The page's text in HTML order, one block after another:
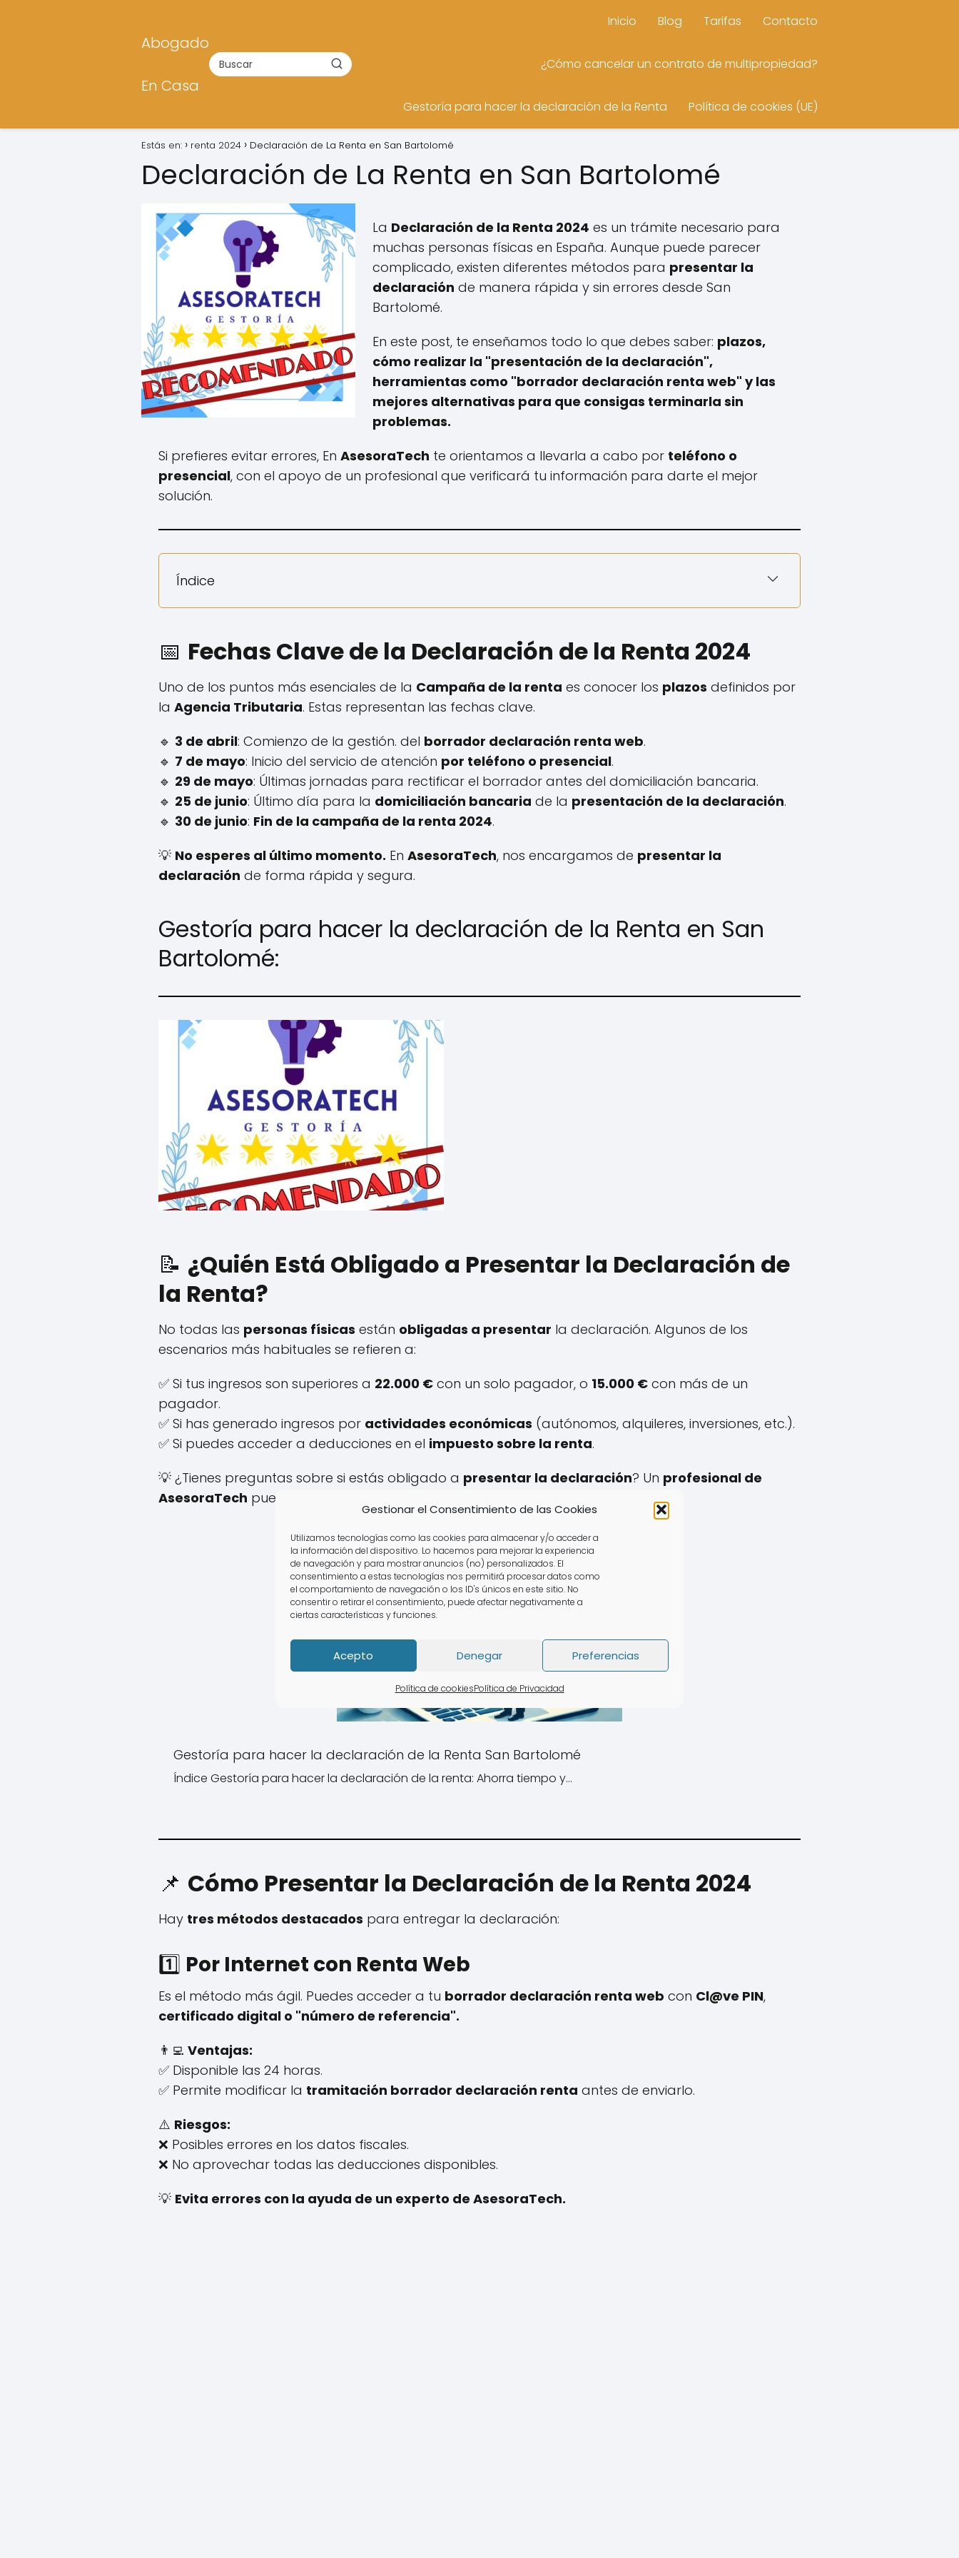
Gestionar el Consentimiento de las Cookies
Utilizamos tecnologías como las cookies para almacenar y/o acceder a
la información del dispositivo. Lo hacemos para mejorar la experiencia
de navegación y para mostrar anuncios (no) personalizados. El
consentimiento a estas tecnologías nos permitirá procesar datos como
el comportamiento de navegación o los ID's únicos en este sitio. No
consentir o retirar el consentimiento, puede afectar negativamente a
ciertas características y funciones.
Acepto Denegar Preferencias
Política de cookiesPolítica de Privacidad
Abogado
En Casa
Inicio Blog Tarifas Contacto
¿Cómo cancelar un contrato de multipropiedad?
Gestoría para hacer la declaración de la Renta Política de cookies (UE)
Estás en: renta 2024 Declaración de La Renta en San Bartolomé
Declaración de La Renta en San Bartolomé
La Declaración de la Renta 2024 es un trámite necesario para
muchas personas físicas en España. Aunque puede parecer
complicado, existen diferentes métodos para presentar la
declaración de manera rápida y sin errores desde San
Bartolomé.
En este post, te enseñamos todo lo que debes saber: plazos,
cómo realizar la "presentación de la declaración",
herramientas como "borrador declaración renta web" y las
mejores alternativas para que consigas terminarla sin
problemas.
Si prefieres evitar errores, En AsesoraTech te orientamos a llevarla a cabo por teléfono o
presencial, con el apoyo de un profesional que verificará tu información para darte el mejor
solución.
Índice
📅 Fechas Clave de la Declaración de la Renta 2024
Uno de los puntos más esenciales de la Campaña de la renta es conocer los plazos definidos por
la Agencia Tributaria. Estas representan las fechas clave.
🔹 3 de abril: Comienzo de la gestión. del borrador declaración renta web.
🔹 7 de mayo: Inicio del servicio de atención por teléfono o presencial.
🔹 29 de mayo: Últimas jornadas para rectificar el borrador antes del domiciliación bancaria.
🔹 25 de junio: Último día para la domiciliación bancaria de la presentación de la declaración.
🔹 30 de junio: Fin de la campaña de la renta 2024.
💡 No esperes al último momento. En AsesoraTech, nos encargamos de presentar la
declaración de forma rápida y segura.
Gestoría para hacer la declaración de la Renta en San
Bartolomé:
📝 ¿Quién Está Obligado a Presentar la Declaración de
la Renta?
No todas las personas físicas están obligadas a presentar la declaración. Algunos de los
escenarios más habituales se refieren a:
✅ Si tus ingresos son superiores a 22.000 € con un solo pagador, o 15.000 € con más de un
pagador.
✅ Si has generado ingresos por actividades económicas (autónomos, alquileres, inversiones, etc.).
✅ Si puedes acceder a deducciones en el impuesto sobre la renta.
💡 ¿Tienes preguntas sobre si estás obligado a presentar la declaración? Un profesional de
AsesoraTech puede analizar tu caso gratuitamente.
Gestoría para hacer la declaración de la Renta San Bartolomé
Índice Gestoría para hacer la declaración de la renta: Ahorra tiempo y…
📌 Cómo Presentar la Declaración de la Renta 2024
Hay tres métodos destacados para entregar la declaración:
1️⃣ Por Internet con Renta Web
Es el método más ágil. Puedes acceder a tu borrador declaración renta web con Cl@ve PIN,
certificado digital o "número de referencia".
👨‍💻 Ventajas:
✅ Disponible las 24 horas.
✅ Permite modificar la tramitación borrador declaración renta antes de enviarlo.
⚠️ Riesgos:
❌ Posibles errores en los datos fiscales.
❌ No aprovechar todas las deducciones disponibles.
💡 Evita errores con la ayuda de un experto de AsesoraTech.